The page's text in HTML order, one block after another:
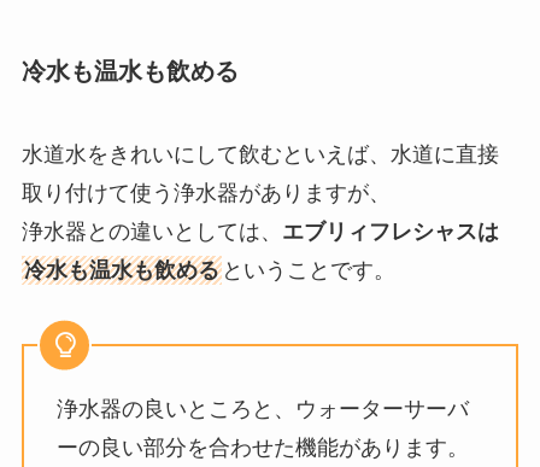
冷水も温水も飲める
水道水をきれいにして飲むといえば、水道に直接
取り付けて使う浄水器がありますが、
浄水器との違いとしては、 エブリィフレシャスは
冷水も温水も飲めるということです。
浄水器の良いところと、ウォーターサーバ
ーの良い部分を合わせた機能があります。